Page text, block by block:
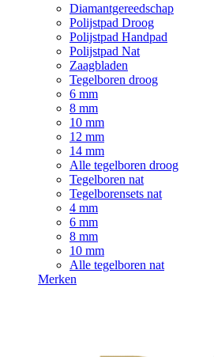
Diamantgereedschap
Polijstpad Droog
Polijstpad Handpad
Polijstpad Nat
Zaagbladen
Tegelboren droog
6 mm
8 mm
10 mm
12 mm
14 mm
Alle tegelboren droog
Tegelboren nat
Tegelborensets nat
4 mm
6 mm
8 mm
10 mm
Alle tegelboren nat
Merken